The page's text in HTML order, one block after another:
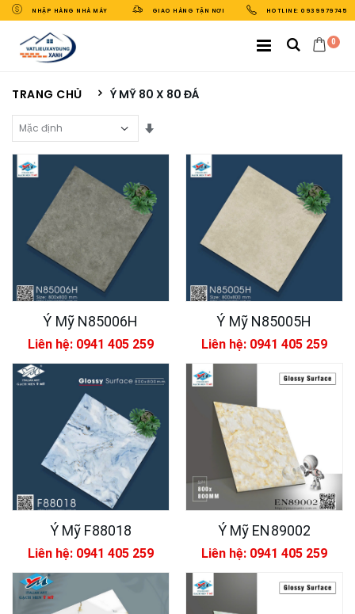
NHẬP HÀNG NHÀ MÁY GIAO HÀNG TẬN NƠI HOTLINE: 0939979745
0
TRANG CHỦ Ý MỸ 80 X 80 ĐÁ
Sắp Xếp Theo
Ý Mỹ N85006H
Liên hệ: 0941 405 259
Ý Mỹ N85005H
Liên hệ: 0941 405 259
Ý Mỹ F88018
Liên hệ: 0941 405 259
Ý Mỹ EN89002
Liên hệ: 0941 405 259